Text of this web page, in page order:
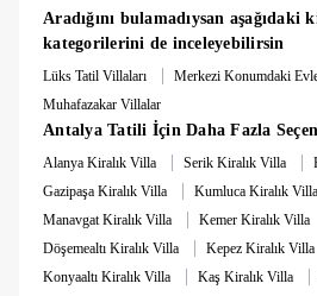
Not: 7 gece altında konaklamaya
alınmaktadır.
Not: 10.000 TL Hasar Depozitosu
Hasarsızlık durumunda konaklama
edilmektedir.
Aradığını bulamadıysan aşağıdaki
kategorilerini de inceleyebilirsin
Lüks Tatil Villaları | Merkezi Konumdaki
Muhafazakar Villalar
Antalya Tatili İçin Daha Fazla
Alanya Kiralık Villa | Serik Kiralık Villa |
Gazipaşa Kiralık Villa | Kumluca Kiralık Villa
Manavgat Kiralık Villa | Kemer Kiralık Villa
Döşemealtı Kiralık Villa | Kepez Kiralık Villa
Konyaaltı Kiralık Villa | Kaş Kiralık Villa |